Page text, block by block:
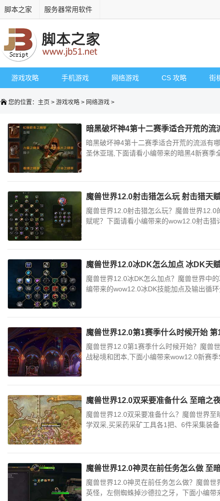
脚本之家 服务器常用软件
游戏攻略 手机游戏 网络游戏 CS 攻略 街
您的位置： 主页 > 游戏攻略 > 网络游戏 >
暗黑破坏神4第十二赛季适合开荒的
暗黑破坏神4第十二赛季适合开荒的流派有
圣休亚瑞,下面请看小编带来的暗黑4新赛季
魔兽世界12.0射击猎怎么玩 射击猎天
魔兽世界12.0射击猎怎么玩？魔兽世界
赋呢？下面请看小编带来的wow12.0射击
魔兽世界12.0冰DK怎么加点 冰DK天
魔兽世界12.0冰DK怎么加点？魔兽世界中
编带来的wow12.0冰DK技能加点及输出循
魔兽世界12.0第1赛季什么时候开始
魔兽世界12.0第1赛季什么时候开始？魔兽
战秘境和团本,下面小编带来wow12.0新赛
魔兽世界12.0双采要准备什么 至暗之
魔兽世界12.0双采要准备什么？魔兽世界
学双采,买采药采矿工具各1把、6件采集装
魔兽世界12.0神灵在前任务怎么做 至
魔兽世界12.0神灵在前任务怎么做？魔兽
英怪，左侧蜘蛛掉沙德拉之牙，下面小编